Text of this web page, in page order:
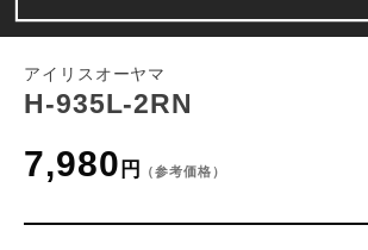
アイリスオーヤマ
H-935L-2RN
7,980 円 （参考価格）